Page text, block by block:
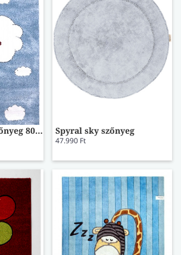
Bambica cloud szőnyeg 80x150 Spyral sky szőnyeg
47.990 Ft